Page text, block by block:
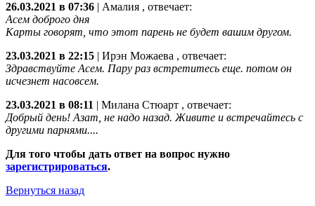
26.03.2021 в 07:36 Амалия , отвечает:
Асем доброго дня
Карты говорят, что этот парень не будет вашим другом.
23.03.2021 в 22:15
Ирэн Можаева , отвечает:
Здравствуйте Асем. Пару раз встретитесь еще. потом он
исчезнет насовсем.
23.03.2021 в 08:11
Милана Стюарт , отвечает:
Добрый день! Азат, не надо назад. Живите и встречайтесь с
другими парнями....
Для того чтобы дать ответ на вопрос нужно
зарегистрироваться.
Вернуться назад